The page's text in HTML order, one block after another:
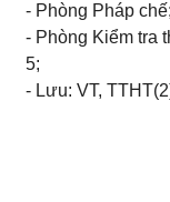
- Phòng Pháp chế;
- Phòng Kiểm tra
5;
- Lưu: VT,